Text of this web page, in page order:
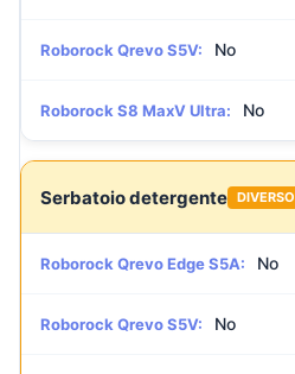
Roborock Qrevo S5V: No
Roborock S8 MaxV Ultra: No
Serbatoio detergente DIVERSO
Roborock Qrevo Edge S5A: No
Roborock Qrevo S5V: No